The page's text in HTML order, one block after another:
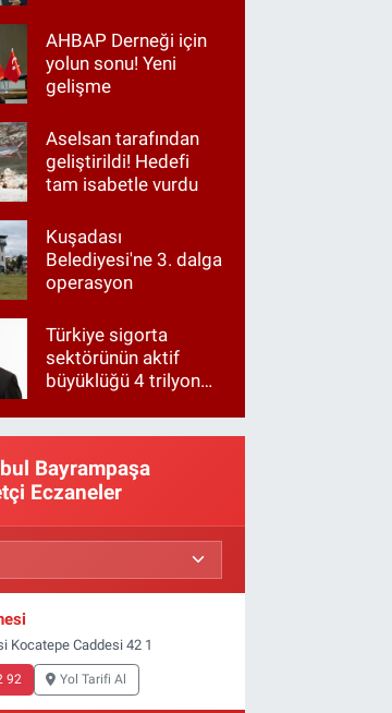
AHBAP Derneği için
yolun sonu! Yeni
gelişme
Aselsan tarafından
geliştirildi! Hedefi
tam isabetle vurdu
Kuşadası
Belediyesi'ne 3. dalga
operasyon
Türkiye sigorta
sektörünün aktif
büyüklüğü 4 trilyon
Bayrampaşa
Eczaneler
Kocatepe Caddesi 42 1
92 Yol Tarifi Al